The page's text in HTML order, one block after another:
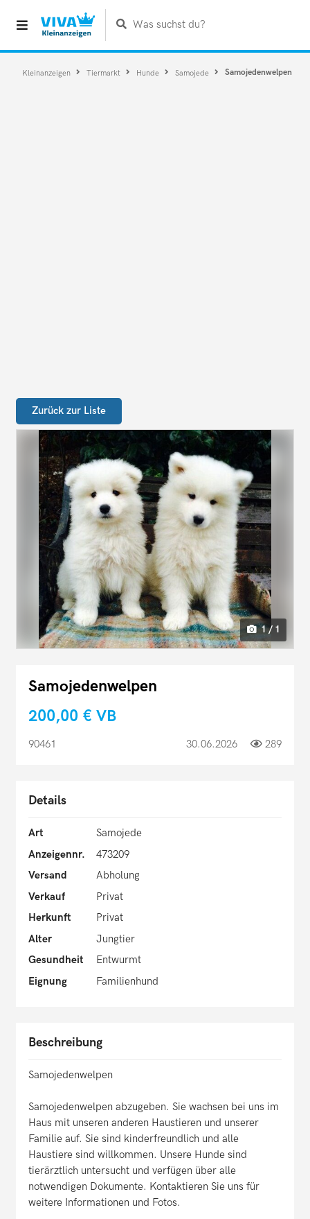
Was suchst du?
Kleinanzeigen Tiermarkt Hunde Samojede Samojedenwelpen
Zurück zur Liste
1 / 1
Samojedenwelpen
200,00 € VB
90461 30.06.2026 289
Details
Art
Samojede
Anzeigennr.
473209
Versand
Abholung
Verkauf
Privat
Herkunft
Privat
Alter
Jungtier
Gesundheit
Entwurmt
Eignung
Familienhund
Beschreibung
Samojedenwelpen
Samojedenwelpen abzugeben. Sie wachsen bei uns im
Haus mit unseren anderen Haustieren und unserer
Familie auf. Sie sind kinderfreundlich und alle
Haustiere sind willkommen. Unsere Hunde sind
tierärztlich untersucht und verfügen über alle
notwendigen Dokumente. Kontaktieren Sie uns für
weitere Informationen und Fotos.